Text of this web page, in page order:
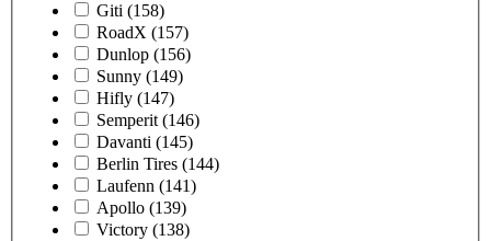
Giti (158)
RoadX (157)
Dunlop (156)
Sunny (149)
Hifly (147)
Semperit (146)
Davanti (145)
Berlin Tires (144)
Laufenn (141)
Apollo (139)
Victory (138)